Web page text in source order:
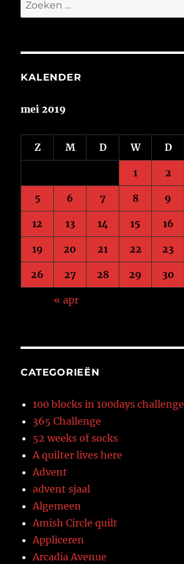
naar:
KALENDER
mei 2019
Z M D W D
1 2
5 6 7 8 9
12 13 14 15 16
19 20 21 22 23
26 27 28 29 30
« apr
CATEGORIEËN
100 blocks in 100days challenge
365 Challenge
52 weeks of socks
A quilter lives here
Advent
advent sjaal
Algemeen
Amish Circle quilt
Appliceren
Arcadia Avenue